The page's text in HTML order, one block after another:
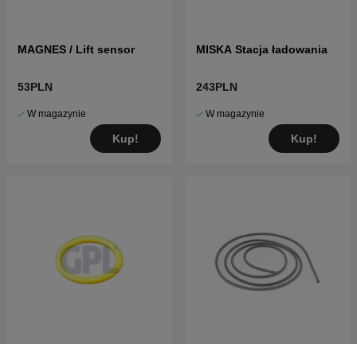
MAGNES / Lift sensor
53PLN
W magazynie
Kup!
MISKA Stacja ładowania
243PLN
W magazynie
Kup!